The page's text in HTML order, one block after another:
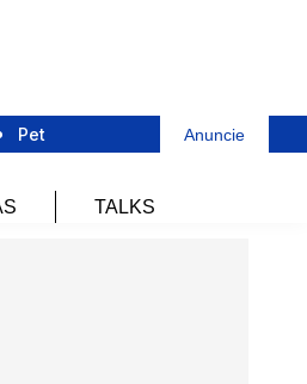
Pet Anuncie
TALKS